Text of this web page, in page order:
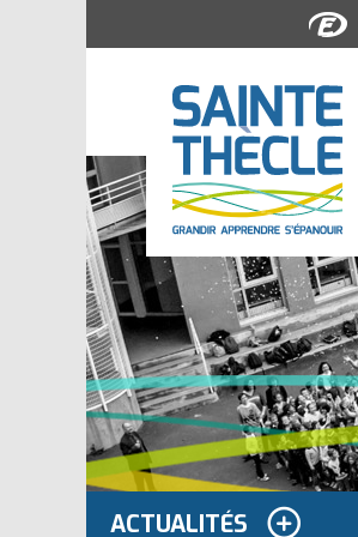
scolaire
Sainte-
Thècle
ACTUALITÉS